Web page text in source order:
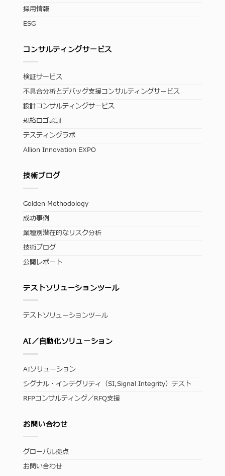
採用情報
ESG
コンサルティングサービス
検証サービス
不具合分析とデバッグ支援コンサルティングサービス
設計コンサルティングサービス
規格ロゴ認証
テスティングラボ
Allion Innovation EXPO
技術ブログ
Golden Methodology
成功事例
業種別潜在的なリスク分析
技術ブログ
公開レポート
テストソリューションツール
テストソリューションツール
AI／自動化ソリューション
AIソリューション
シグナル・インテグリティ（SI,Signal Integrity）テスト
RFPコンサルティング／RFQ支援
お問い合わせ
グローバル拠点
お問い合わせ